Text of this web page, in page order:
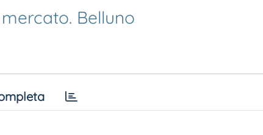
Belluno